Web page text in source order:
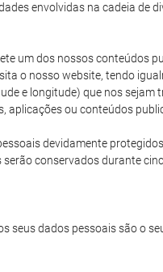
envolvidas na cadeia
um dos nossos conteúdos
o nosso website, tendo
e longitude) que nos
aplicações ou conteúdos
devidamente
conservados durante
seus dados pessoais são o